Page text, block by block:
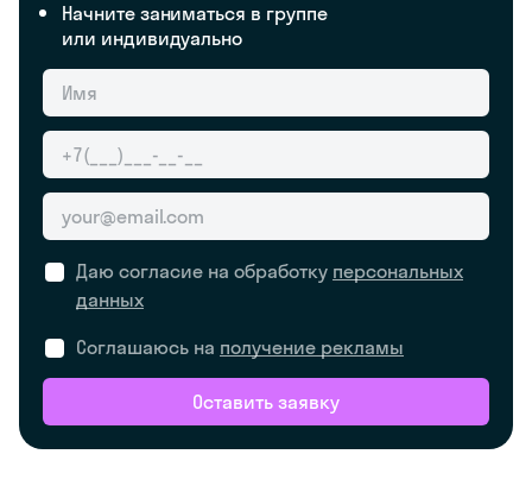
Начните заниматься в группе
или индивидуально
Даю согласие на обработку персональных
данных
Соглашаюсь на получение рекламы
Оставить заявку